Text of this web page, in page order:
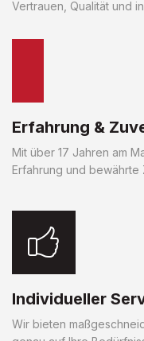
Vertrauen, Qualität und
Erfahrung &
Mit über 17 Jahren am
Erfahrung und bewährte
Individueller
Wir bieten